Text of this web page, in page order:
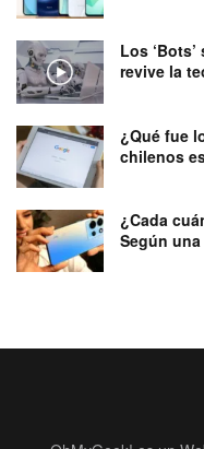
Los
revive la
¿Qué fue
chilenos
¿Cada
Según